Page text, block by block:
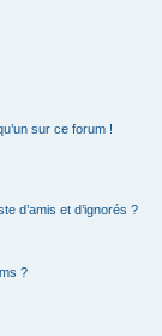
sur ce forum !
d’amis et d’ignorés ?
?